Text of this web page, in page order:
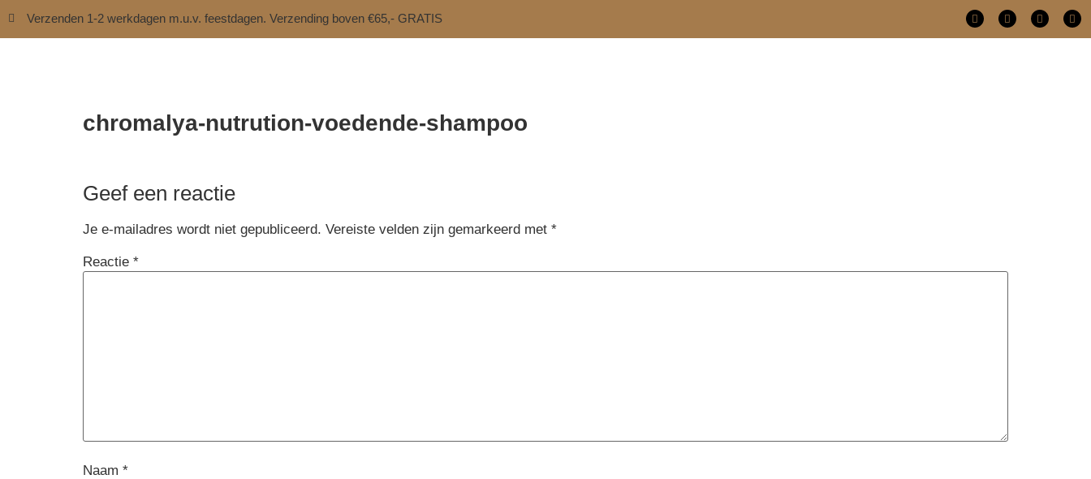
Verzenden 1-2 werkdagen m.u.v. feestdagen. Verzending boven €65,- GRATIS
chromalya-nutrution-voedende-shampoo
Geef een reactie
Je e-mailadres wordt niet gepubliceerd. Vereiste velden zijn gemarkeerd met *
Reactie *
Naam *